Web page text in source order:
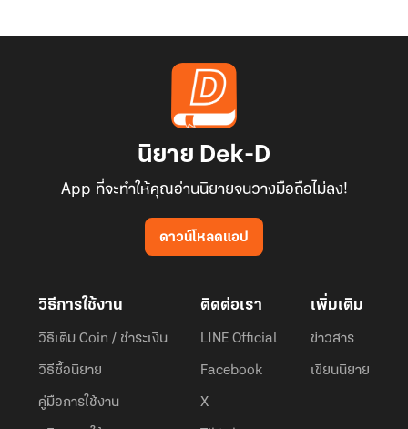
นิยาย Dek-D
App ที่จะทำให้คุณอ่านนิยายจนวางมือถือไม่ลง!
ดาวน์โหลดแอป
วิธีการใช้งาน
วิธีเติม Coin / ชำระเงิน
วิธีซื้อนิยาย
คู่มือการใช้งาน
ติดต่อเรา
LINE Official
Facebook
X
เพิ่มเติม
ข่าวสาร
เขียนนิยาย